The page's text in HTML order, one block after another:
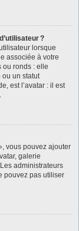
?
lorsque
associée à votre
ou ronds : elle
un statut
est l’avatar : il est
vous pouvez ajouter
galerie
administrateurs
pouvez pas utiliser